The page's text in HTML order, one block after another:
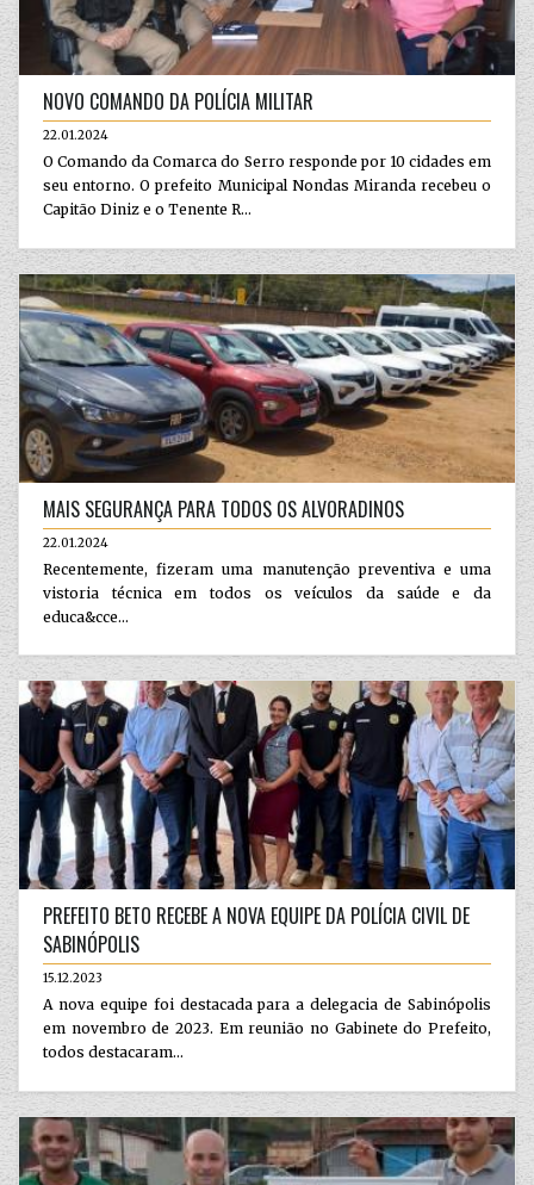
NOVO COMANDO DA POLÍCIA MILITAR
22.01.2024
O Comando da Comarca do Serro responde por 10 cidades em
seu entorno. O prefeito Municipal Nondas Miranda recebeu o
Capitão Diniz e o Tenente R...
MAIS SEGURANÇA PARA TODOS OS ALVORADINOS
22.01.2024
Recentemente, fizeram uma manutenção preventiva e uma
vistoria técnica em todos os veículos da saúde e da
educa&cce...
PREFEITO BETO RECEBE A NOVA EQUIPE DA POLÍCIA CIVIL DE
SABINÓPOLIS
15.12.2023
A nova equipe foi destacada para a delegacia de Sabinópolis
em novembro de 2023. Em reunião no Gabinete do Prefeito,
todos destacaram...